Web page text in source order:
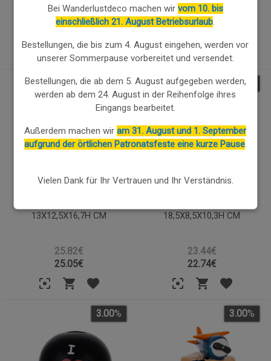
22.02€ 23.44€
13X12,5X16,7H CM
25.82€
3.00%
25.05€
EISENBAHN-SPARSCHWEIN
18,5X8,5X10,3H CM
23.44€
3.00
22.74€
3.00% 3.00%
Bei Wanderlustdeco machen wir vom 10. bis
einschließlich 21. August Betriebsurlaub.
Bestellungen, die bis zum 4. August eingehen, werden vor
unserer Sommerpause vorbereitet und versendet.
Bestellungen, die ab dem 5. August aufgegeben werden,
werden ab dem 24. August in der Reihenfolge ihres
Eingangs bearbeitet.
Außerdem machen wiram 31. August und 1. September
aufgrund der örtlichen Patronatsfeste eine kurze Pause.
Vielen Dank für Ihr Vertrauen und Ihr Verständnis.